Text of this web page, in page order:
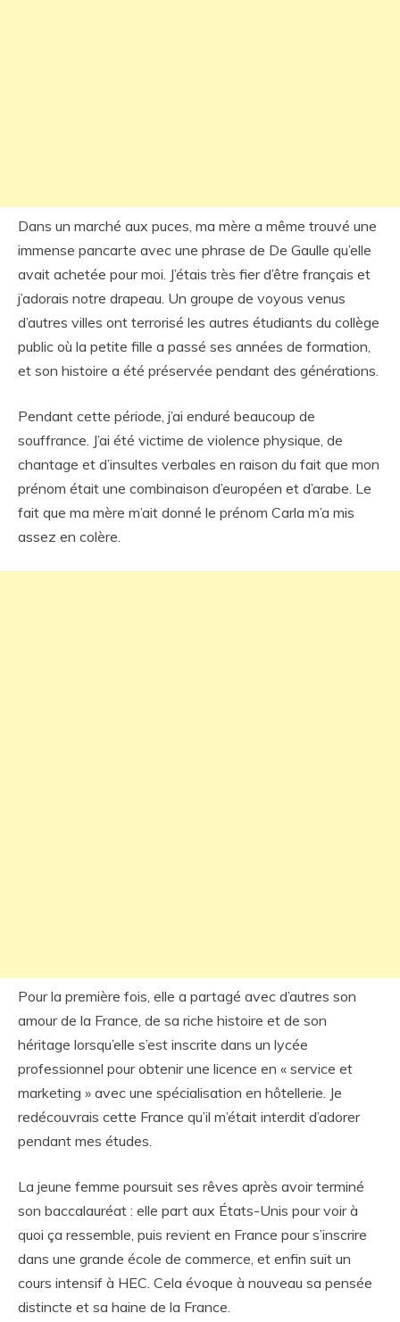
Dans un marché aux puces, ma mère a même trouvé une
immense pancarte avec une phrase de De Gaulle qu’elle
avait achetée pour moi. J’étais très fier d’être français et
j’adorais notre drapeau. Un groupe de voyous venus
d’autres villes ont terrorisé les autres étudiants du collège
public où la petite fille a passé ses années de formation,
et son histoire a été préservée pendant des générations.
Pendant cette période, j’ai enduré beaucoup de
souffrance. J’ai été victime de violence physique, de
chantage et d’insultes verbales en raison du fait que mon
prénom était une combinaison d’européen et d’arabe. Le
fait que ma mère m’ait donné le prénom Carla m’a mis
assez en colère.
Pour la première fois, elle a partagé avec d’autres son
amour de la France, de sa riche histoire et de son
héritage lorsqu’elle s’est inscrite dans un lycée
professionnel pour obtenir une licence en « service et
marketing » avec une spécialisation en hôtellerie. Je
redécouvrais cette France qu’il m’était interdit d’adorer
pendant mes études.
La jeune femme poursuit ses rêves après avoir terminé
son baccalauréat : elle part aux États-Unis pour voir à
quoi ça ressemble, puis revient en France pour s’inscrire
dans une grande école de commerce, et enfin suit un
cours intensif à HEC. Cela évoque à nouveau sa pensée
distincte et sa haine de la France.